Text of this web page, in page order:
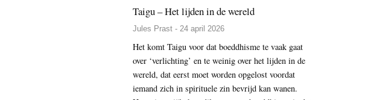
Rotterdam
Taigu – Het lijden in de wereld
Jules Prast - 24 april 2026
Het komt Taigu voor dat boeddhisme te vaak gaat
over ‘verlichting’ en te weinig over het lijden in de
wereld, dat eerst moet worden opgelost voordat
iemand zich in spirituele zin bevrijd kan wanen.